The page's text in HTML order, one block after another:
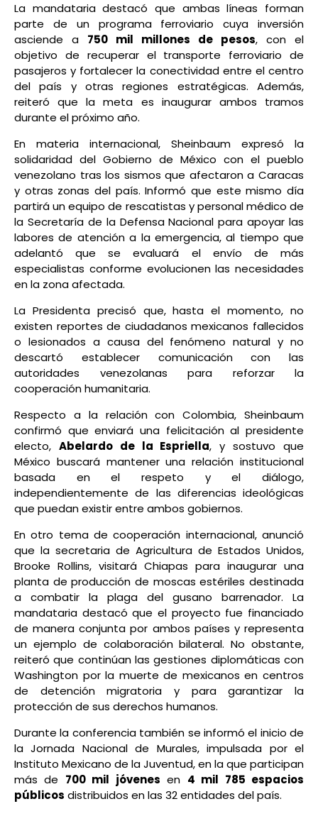
La mandataria destacó que ambas líneas forman
parte de un programa ferroviario cuya inversión
asciende a 750 mil millones de pesos, con el
objetivo de recuperar el transporte ferroviario de
pasajeros y fortalecer la conectividad entre el centro
del país y otras regiones estratégicas. Además,
reiteró que la meta es inaugurar ambos tramos
durante el próximo año.
En materia internacional, Sheinbaum expresó la
solidaridad del Gobierno de México con el pueblo
venezolano tras los sismos que afectaron a Caracas
y otras zonas del país. Informó que este mismo día
partirá un equipo de rescatistas y personal médico de
la Secretaría de la Defensa Nacional para apoyar las
labores de atención a la emergencia, al tiempo que
adelantó que se evaluará el envío de más
especialistas conforme evolucionen las necesidades
en la zona afectada.
La Presidenta precisó que, hasta el momento, no
existen reportes de ciudadanos mexicanos fallecidos
o lesionados a causa del fenómeno natural y no
descartó establecer comunicación con las
autoridades venezolanas para reforzar la
cooperación humanitaria.
Respecto a la relación con Colombia, Sheinbaum
confirmó que enviará una felicitación al presidente
electo, Abelardo de la Espriella, y sostuvo que
México buscará mantener una relación institucional
basada en el respeto y el diálogo,
independientemente de las diferencias ideológicas
que puedan existir entre ambos gobiernos.
En otro tema de cooperación internacional, anunció
que la secretaria de Agricultura de Estados Unidos,
Brooke Rollins, visitará Chiapas para inaugurar una
planta de producción de moscas estériles destinada
a combatir la plaga del gusano barrenador. La
mandataria destacó que el proyecto fue financiado
de manera conjunta por ambos países y representa
un ejemplo de colaboración bilateral. No obstante,
reiteró que continúan las gestiones diplomáticas con
Washington por la muerte de mexicanos en centros
de detención migratoria y para garantizar la
protección de sus derechos humanos.
Durante la conferencia también se informó el inicio de
la Jornada Nacional de Murales, impulsada por el
Instituto Mexicano de la Juventud, en la que participan
más de 700 mil jóvenes en 4 mil 785 espacios
públicos distribuidos en las 32 entidades del país.